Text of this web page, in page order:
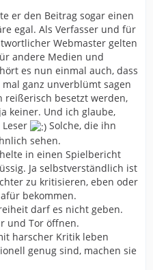
er den Beitrag sogar einen
egal. Als Verfasser und für
Webmaster gelten
andere Medien und
es nun einmal auch, dass
ganz unverblümt sagen
reißerisch besetzt werden,
keiner. Und ich glaube,
Solche, die ihn
sehen.
in einen Spielbericht
Ja selbstverständlich ist
zu kritisieren, eben oder
bekommen.
darf es nicht geben.
und Tor öffnen.
harscher Kritik leben
genug sind, machen sie